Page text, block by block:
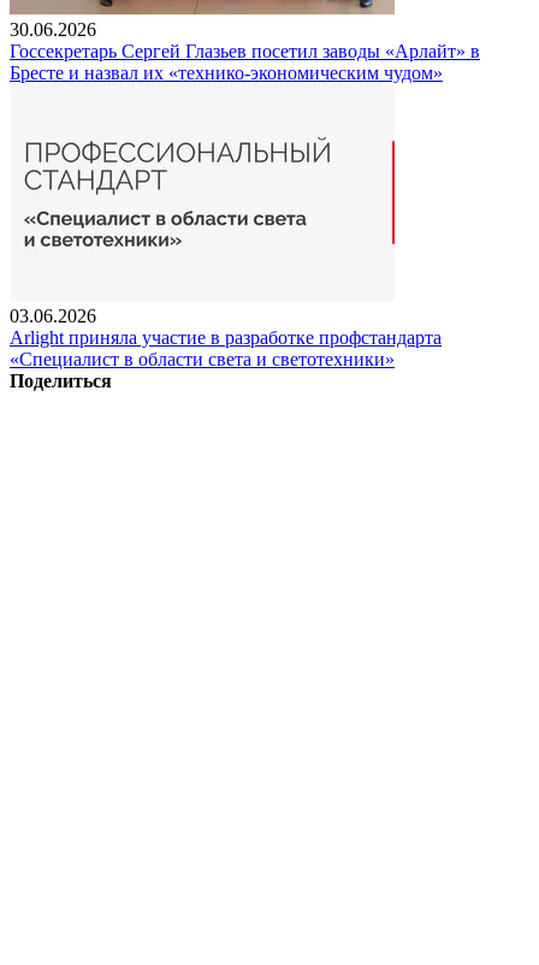
30.06.2026
Госсекретарь Сергей Глазьев посетил заводы «Арлайт» в
Бресте и назвал их «технико-экономическим чудом»
03.06.2026
Arlight приняла участие в разработке профстандарта
«Специалист в области света и светотехники»
Поделиться